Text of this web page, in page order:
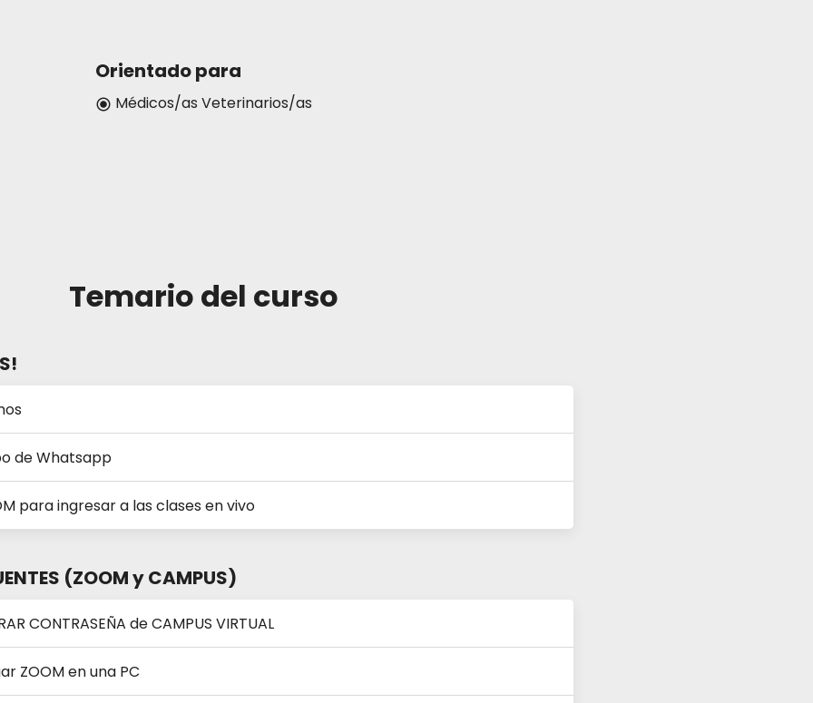
Orientado para
radio_button_checked Médicos/as Veterinarios/as
Temario del curso
de Whatsapp
para ingresar a las clases en vivo
(ZOOM y CAMPUS)
CONTRASEÑA de CAMPUS VIRTUAL
ZOOM en una PC